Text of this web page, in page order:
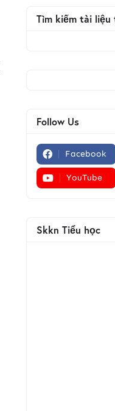
Tìm kiếm tài liệu
Follow Us
Facebook
YouTube
Skkn Tiểu học